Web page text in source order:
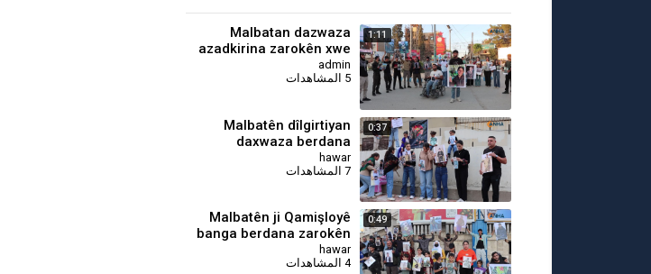
1:11
Malbatan dazwaza
azadkirina zarokên xwe
kir
admin
5 المشاهدات
0:37
Malbatên dîlgirtiyan
daxwaza berdana
zarokên xwe kirin
hawar
7 المشاهدات
0:49
Malbatên ji Qamişloyê
banga berdana zarokên
xwe kir
hawar
4 المشاهدات